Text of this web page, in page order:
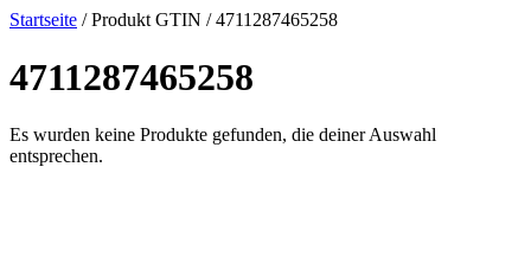
Startseite / Produkt GTIN / 4711287465258
4711287465258
Es wurden keine Produkte gefunden, die deiner Auswahl
entsprechen.